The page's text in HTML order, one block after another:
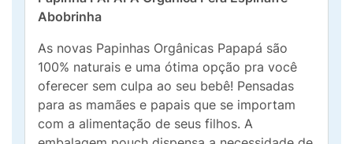
Abobrinha
As novas Papinhas Orgânicas Papapá são
100% naturais e uma ótima opção pra você
oferecer sem culpa ao seu bebê! Pensadas
para as mamães e papais que se importam
com a alimentação de seus filhos. A